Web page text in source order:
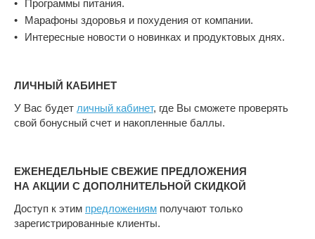
Программы питания.
Марафоны здоровья и похудения от компании.
Интересные новости о новинках и продуктовых днях.
ЛИЧНЫЙ КАБИНЕТ
У Вас будет личный кабинет, где Вы сможете проверять
свой бонусный счет и накопленные баллы.
ЕЖЕНЕДЕЛЬНЫЕ СВЕЖИЕ ПРЕДЛОЖЕНИЯ
НА АКЦИИ С ДОПОЛНИТЕЛЬНОЙ СКИДКОЙ
Доступ к этим предложениям получают только
зарегистрированные клиенты.